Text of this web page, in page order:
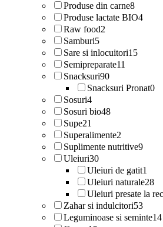
Produse din carne8
Produse lactate BIO4
Raw food2
Samburi5
Sare si inlocuitori15
Semipreparate11
Snacksuri90
Snacksuri Pronat0
Sosuri4
Sosuri bio48
Supe21
Superalimente2
Suplimente nutritive9
Uleiuri30
Uleiuri de gatit1
Uleiuri naturale28
Uleiuri presate la
Zahar si indulcitori53
Leguminoase si seminte14